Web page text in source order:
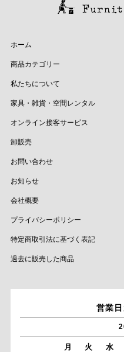
ホーム
商品カテゴリー
私たちについて
家具・雑貨・空間レンタル
オンライン接客サービス
卸販売
お問い合わせ
お知らせ
会社概要
プライバシーポリシー
特定商取引法に基づく表記
過去に販売した商品
営業
月 火 水